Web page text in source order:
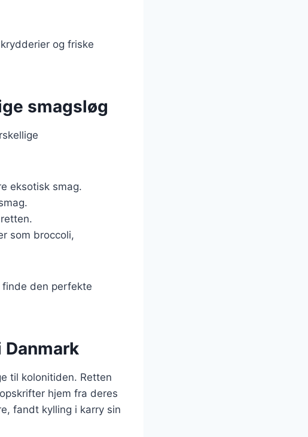
og friske
smagsløg
eksotisk smag.
som broccoli,
den perfekte
til kolonitiden. Retten
hjem fra deres
fandt kylling i karry sin